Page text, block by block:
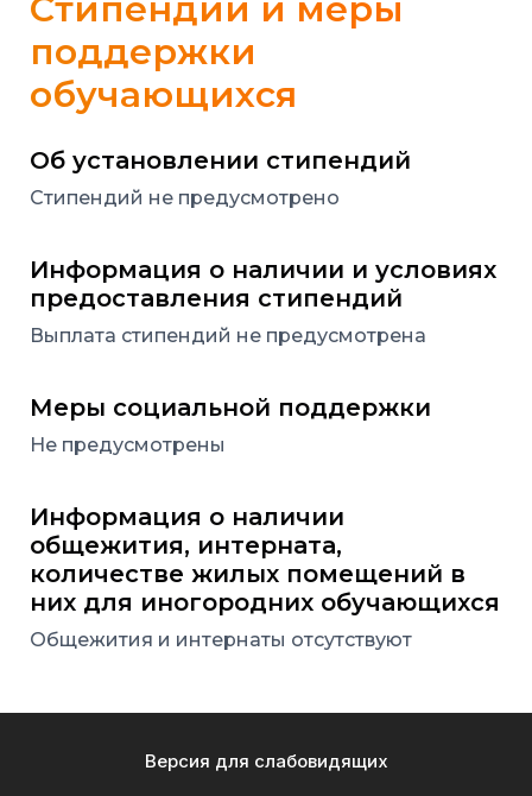
Стипендии и меры
поддержки
обучающихся
Об установлении стипендий
Стипендий не предусмотрено
Информация о наличии и условиях
предоставления стипендий
Выплата стипендий не предусмотрена
Меры социальной поддержки
Не предусмотрены
Информация о наличии
общежития, интерната,
количестве жилых помещений в
них для иногородних обучающихся
Общежития и интернаты отсутствуют
Версия для слабовидящих